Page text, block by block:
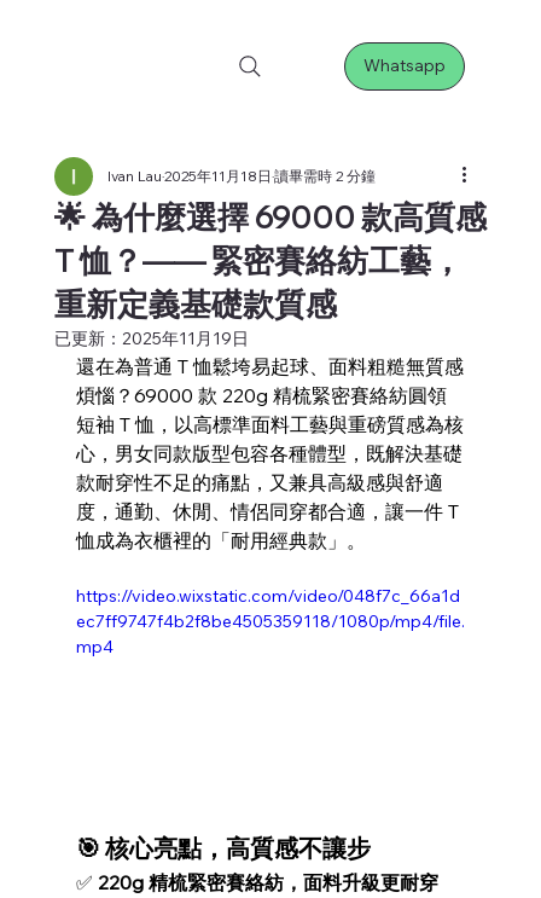
Whatsapp
🌟 為什麼選擇 69000 款高質感
T 恤？—— 緊密賽絡紡工藝，
重新定義基礎款質感
Ivan Lau2025年11月18日 讀畢需時 2 分鐘
已更新： 2025年11月19日
還在為普通 T 恤鬆垮易起球、面料粗糙無質感
煩惱？69000 款 220g 精梳緊密賽絡紡圓領
短袖 T 恤，以高標準面料工藝與重磅質感為核
心，男女同款版型包容各種體型，既解決基礎
款耐穿性不足的痛點，又兼具高級感與舒適
度，通勤、休閒、情侶同穿都合適，讓一件 T
恤成為衣櫃裡的「耐用經典款」。
https://video.wixstatic.com/video/048f7c_66a1d
ec7ff9747f4b2f8be4505359118/1080p/mp4/file.
mp4
🎯 核心亮點，高質感不讓步
✅ 220g 精梳緊密賽絡紡，面料升級更耐穿